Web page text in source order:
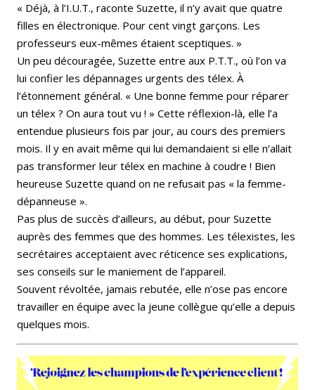
« Déjà, à l’I.U.T., raconte Suzette, il n’y avait que quatre
filles en électronique. Pour cent vingt garçons. Les
professeurs eux-mêmes étaient sceptiques. »
Un peu découragée, Suzette entre aux P.T.T., où l’on va
lui confier les dépannages urgents des télex. À
l’étonnement général. « Une bonne femme pour réparer
un télex ? On aura tout vu ! » Cette réflexion-là, elle l’a
entendue plusieurs fois par jour, au cours des premiers
mois. Il y en avait même qui lui demandaient si elle n’allait
pas transformer leur télex en machine à coudre ! Bien
heureuse Suzette quand on ne refusait pas « la femme-
dépanneuse ».
Pas plus de succès d’ailleurs, au début, pour Suzette
auprès des femmes que des hommes. Les télexistes, les
secrétaires acceptaient avec réticence ses explications,
ses conseils sur le maniement de l’appareil.
Souvent révoltée, jamais rebutée, elle n’ose pas encore
travailler en équipe avec la jeune collègue qu’elle a depuis
quelques mois.